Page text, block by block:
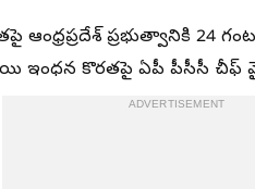
ఆంధ్రప్రదేశ్ ప్రభుత్వానికి 24
ఇంధన కొరతపై ఏపీ పీసీసీ చీఫ్
ADVERTISEMENT